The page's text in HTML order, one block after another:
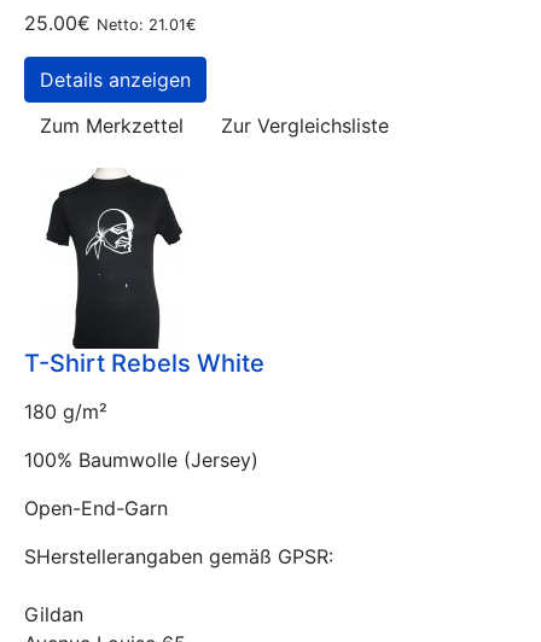
25.00€ Netto: 21.01€
Details anzeigen
Zum Merkzettel
Zur Vergleichsliste
T-Shirt Rebels White
180 g/m²
100% Baumwolle (Jersey)
Open-End-Garn
SHerstellerangaben gemäß GPSR:
Gildan